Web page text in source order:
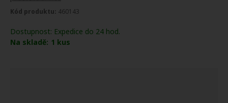
Kód produktu: 460143
Dostupnost: Expedice do 24 hod.
Na skladě: 1 kus